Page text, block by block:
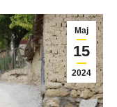
Мај
15
2024